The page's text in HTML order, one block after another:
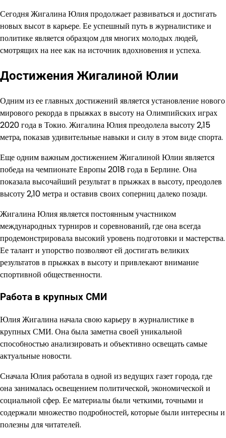
Сегодня Жигалина Юлия продолжает развиваться и достигать
новых высот в карьере. Ее успешный путь в журналистике и
политике является образцом для многих молодых людей,
смотрящих на нее как на источник вдохновения и успеха.
Достижения Жигалиной Юлии
Одним из ее главных достижений является установление нового
мирового рекорда в прыжках в высоту на Олимпийских играх
2020 года в Токио. Жигалина Юлия преодолела высоту 2,15
метра, показав удивительные навыки и силу в этом виде спорта.
Еще одним важным достижением Жигалиной Юлии является
победа на чемпионате Европы 2018 года в Берлине. Она
показала высочайший результат в прыжках в высоту, преодолев
высоту 2,10 метра и оставив своих соперниц далеко позади.
Жигалина Юлия является постоянным участником
международных турниров и соревнований, где она всегда
продемонстрировала высокий уровень подготовки и мастерства.
Ее талант и упорство позволяют ей достигать великих
результатов в прыжках в высоту и привлекают внимание
спортивной общественности.
Работа в крупных СМИ
Юлия Жигалина начала свою карьеру в журналистике в
крупных СМИ. Она была заметна своей уникальной
способностью анализировать и объективно освещать самые
актуальные новости.
Сначала Юлия работала в одной из ведущих газет города, где
она занималась освещением политической, экономической и
социальной сфер. Ее материалы были четкими, точными и
содержали множество подробностей, которые были интересны и
полезны для читателей.